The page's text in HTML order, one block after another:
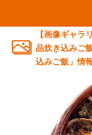
【画像ギャラ
品炊き込みご
込みご飯」情